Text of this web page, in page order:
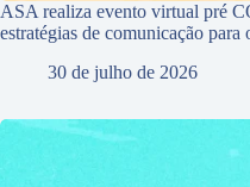
ASA realiza evento virtual pré
estratégias de comunicação para
30 de julho de 2026